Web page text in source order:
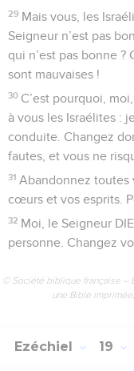
29 Mais vous, les
Seigneur n’est pas
qui n’est pas bonne
sont mauvaises !
30 C’est pourquoi,
à vous les Israélites :
conduite. Changez
fautes, et vous ne
31 Abandonnez toutes
cœurs et vos esprits.
32 Moi, le Seigneur
personne. Changez
© Société biblique française –
une Bible
Ezéchiel 19